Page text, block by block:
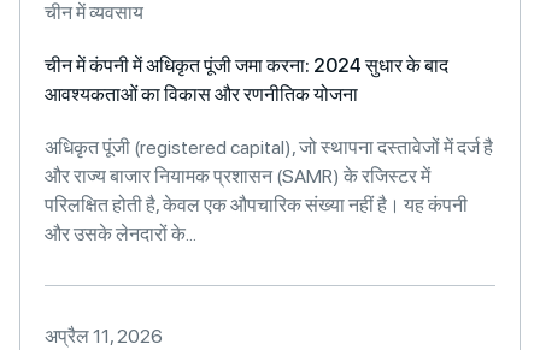
चीन में व्यवसाय
चीन में कंपनी में अधिकृत पूंजी जमा करना: 2024 सुधार के बाद
आवश्यकताओं का विकास और रणनीतिक योजना
अधिकृत पूंजी (registered capital), जो स्थापना दस्तावेजों में दर्ज है
और राज्य बाजार नियामक प्रशासन (SAMR) के रजिस्टर में
परिलक्षित होती है, केवल एक औपचारिक संख्या नहीं है। यह कंपनी
और उसके लेनदारों के...
अप्रैल 11, 2026